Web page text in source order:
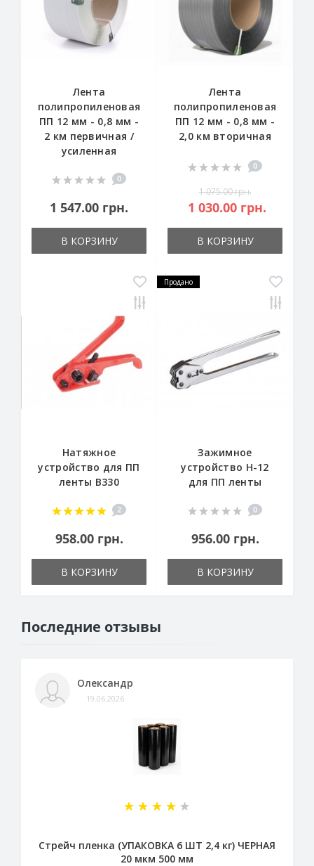
Лента
полипропиленовая
ПП 12 мм - 0,8 мм -
2 км первичная /
усиленная
0
1 547.00 грн.
В КОРЗИНУ
Лента
полипропиленовая
ПП 12 мм - 0,8 мм -
2,0 км вторичная
0
1 075.00 грн.
1 030.00 грн.
В КОРЗИНУ
Натяжное
устройство для ПП
ленты В330
2
958.00 грн.
В КОРЗИНУ
Продано
Зажимное
устройство H-12
для ПП ленты
0
956.00 грн.
В КОРЗИНУ
Последние отзывы
Олександр
19.06.2026
Стрейч пленка (УПАКОВКА 6 ШТ 2,4 кг) ЧЕРНАЯ
20 мкм 500 мм